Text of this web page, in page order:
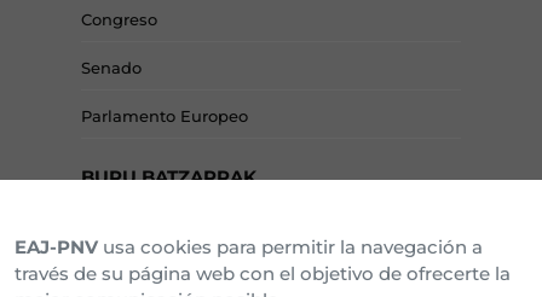
Congreso
Senado
Parlamento Europeo
BURU BATZARRAK
Araba Buru Batzar
EAJ-PNV usa cookies para permitir la navegación a
través de su página web con el objetivo de ofrecerte la